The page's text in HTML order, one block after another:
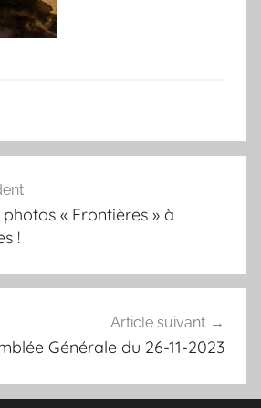
« Frontières » à
!
Article suivant
Générale du 26-11-2023